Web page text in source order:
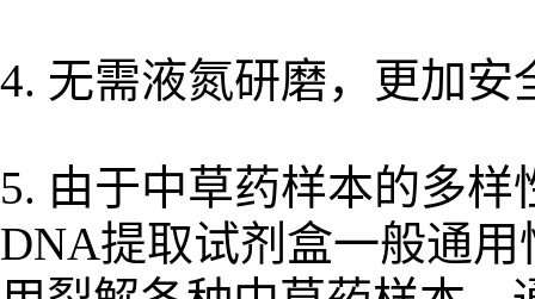
4. 无需液氮研磨，更加安
5. 由于中草药样本的多
DNA提取试剂盒一般通